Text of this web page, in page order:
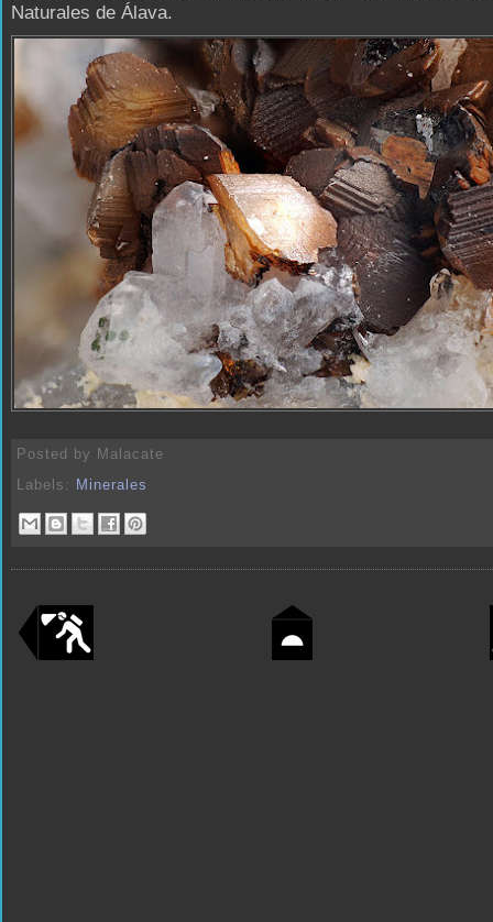
Naturales de Álava.
Posted by Malacate
Labels:
Minerales